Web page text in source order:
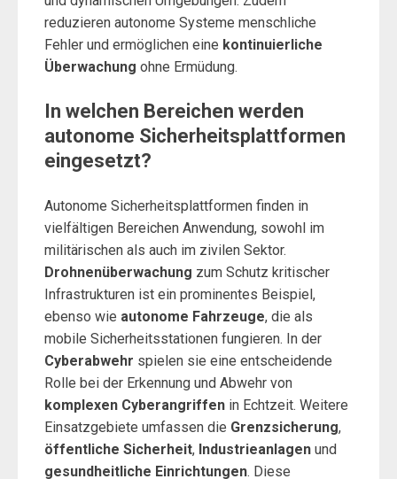
reduzieren autonome Systeme menschliche
Fehler und ermöglichen eine kontinuierliche
Überwachung ohne Ermüdung.
In welchen Bereichen werden
autonome Sicherheitsplattformen
eingesetzt?
Autonome Sicherheitsplattformen finden in
vielfältigen Bereichen Anwendung, sowohl im
militärischen als auch im zivilen Sektor.
Drohnenüberwachung zum Schutz kritischer
Infrastrukturen ist ein prominentes Beispiel,
ebenso wie autonome Fahrzeuge, die als
mobile Sicherheitsstationen fungieren. In der
Cyberabwehr spielen sie eine entscheidende
Rolle bei der Erkennung und Abwehr von
komplexen Cyberangriffen in Echtzeit. Weitere
Einsatzgebiete umfassen die Grenzsicherung,
öffentliche Sicherheit, Industrieanlagen und
gesundheitliche Einrichtungen. Diese